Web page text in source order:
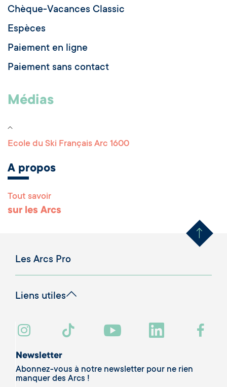
Chèque-Vacances Classic
Espèces
Paiement en ligne
Paiement sans contact
Médias
Ecole du Ski Français Arc 1600
A propos
Tout savoir
sur les Arcs Remonter
Les Arcs Pro
Liens utiles
Newsletter
Abonnez-vous à notre newsletter pour ne rien
manquer des Arcs !